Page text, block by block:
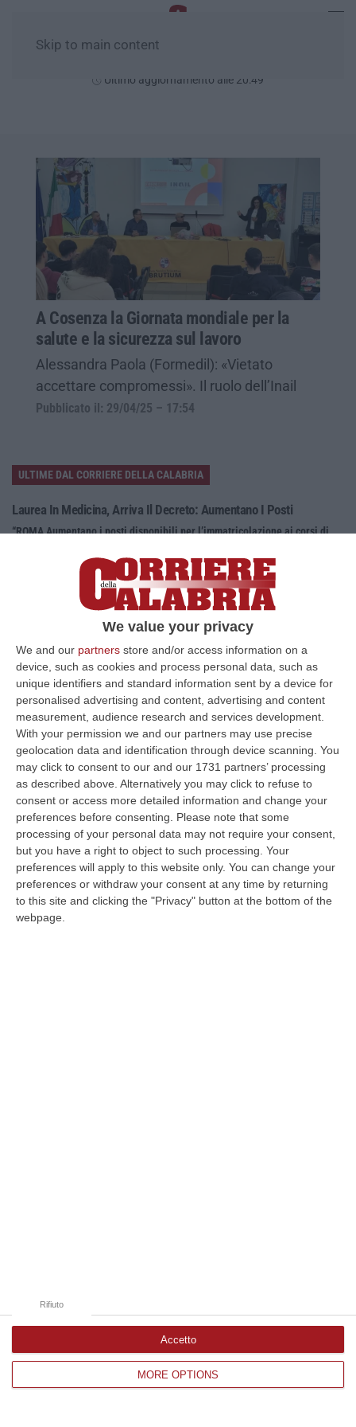
We value your privacy
We and our partners store and/or access information on a
device, such as cookies and process personal data, such as
unique identifiers and standard information sent by a device for
personalised advertising and content, advertising and content
measurement, audience research and services development.
With your permission we and our partners may use precise
geolocation data and identification through device scanning. You
may click to consent to our and our 1731 partners’ processing
as described above. Alternatively you may click to refuse to
consent or access more detailed information and change your
preferences before consenting. Please note that some
processing of your personal data may not require your consent,
but you have a right to object to such processing. Your
preferences will apply to this website only. You can change your
preferences or withdraw your consent at any time by returning
to this site and clicking the "Privacy" button at the bottom of the
webpage.
MORE OPTIONS
Rifiuto
Accetto
Skip to main content
Ultimo aggiornamento alle 20:49
A Cosenza la Giornata mondiale per la
salute e la sicurezza sul lavoro
Alessandra Paola (Formedil): «Vietato
accettare compromessi». Il ruolo dell’Inail
Pubblicato il: 29/04/25 – 17:54
ULTIME DAL CORRIERE DELLA CALABRIA
Laurea In Medicina, Arriva Il Decreto: Aumentano I Posti
“ROMA Aumentano i posti disponibili per l’immatricolazione ai corsi di
06 Agosto, 20:49
La Rivista “America Journals” Celebra Lo Stilista Anton Giulio
creatività visionaria, ha trasformato la moda italiana in un’espressione
06 Agosto, 20:48
Dai Piani Per Il Rischio Sismico Al Welfare, I Provvedimenti
Approvati Dalla Giunta Regionale
“CATANZARO La Giunta della Regione Calabria, nella seduta odierna, su
proposta del presidente Roberto Occhiuto, ha approvato il nuovo Protoc…
06 Agosto, 20:03
Reggio Calabria, Bernini In Visita Alla Mediterranea: «Qui La
Facoltà Di Medicina? Valuteremo La Domanda»
“REGGIO CALABRIA La ministra dell’Università e della ricerca Anna Maria
Bernini ha visitato oggi la Mediterranea di Reggio Calabria, accompa…
06 Agosto, 19:49
Corriere delle Calabria è una testata giornalistica di News&Com S.r.l